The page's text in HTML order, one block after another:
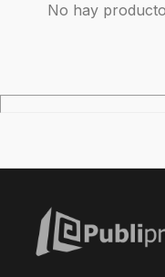
No hay